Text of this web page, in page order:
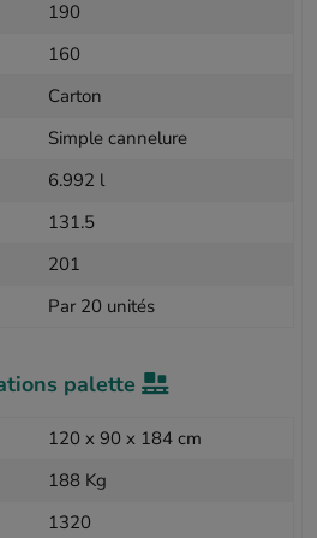
190
160
Carton
Simple cannelure
6.992 l
131.5
201
Par 20 unités
palette
120 x 90 x 184 cm
188 Kg
1320